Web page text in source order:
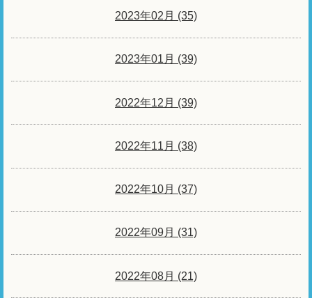
2023年02月 (35)
2023年01月 (39)
2022年12月 (39)
2022年11月 (38)
2022年10月 (37)
2022年09月 (31)
2022年08月 (21)